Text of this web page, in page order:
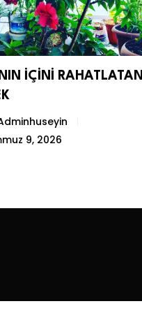
İÇİNİ RAHATLATAN
9, 2026